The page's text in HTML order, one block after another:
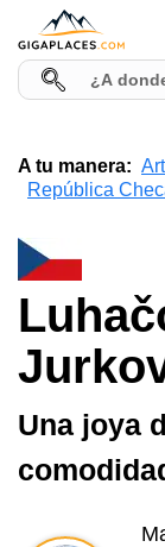
A tu manera:
República
Una joya